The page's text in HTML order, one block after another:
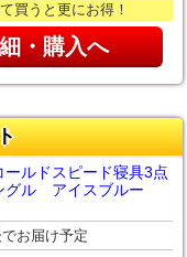
買うと更にお得！
・購入へ
ルドスピード寝具3点
グル アイスブルー
お届け予定